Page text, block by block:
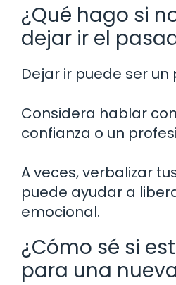
¿Qué hago si
dejar ir el
Dejar ir puede ser un
Considera hablar
confianza o un
A veces, verbalizar
puede ayudar a
emocional.
¿Cómo sé si
para una